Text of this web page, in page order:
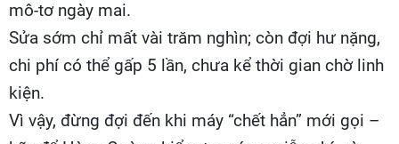
mô-tơ ngày mai.
Sửa sớm chỉ mất vài trăm nghìn; còn đợi hư nặng,
chi phí có thể gấp 5 lần, chưa kể thời gian chờ linh
kiện.
Vì vậy, đừng đợi đến khi máy “chết hẳn” mới gọi –